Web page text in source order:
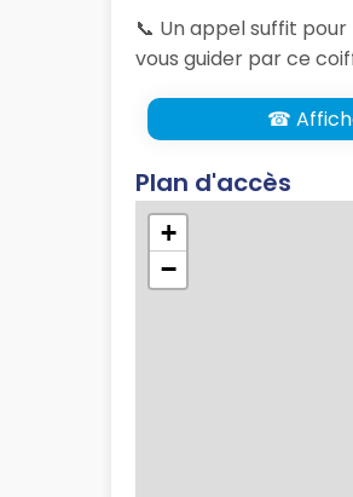
📞 Un appel suffit
vous guider par ce
☎
Plan d'accès
+
−